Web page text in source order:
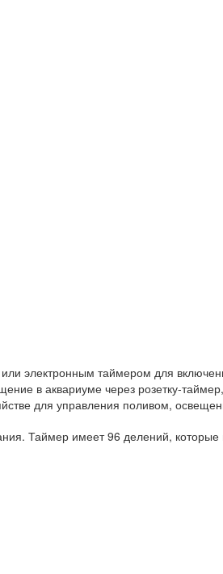
электронным таймером для
в аквариуме через розетку-
для управления поливом,
Таймер имеет 96 делений,